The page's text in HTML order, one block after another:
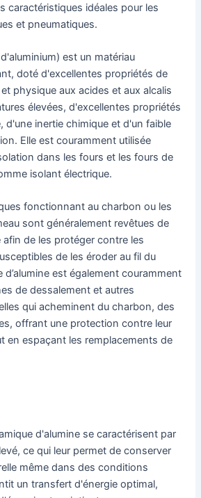
caractéristiques idéales pour les
et pneumatiques.
est un matériau
doté d'excellentes propriétés de
physique aux acides et aux alcalis
élevées, d'excellentes propriétés
d'une inertie chimique et d'un faible
Elle est couramment utilisée
dans les fours et les fours de
isolant électrique.
fonctionnant au charbon ou les
sont généralement revêtues de
afin de les protéger contre les
de les éroder au fil du
d’alumine est également couramment
de dessalement et autres
qui acheminent du charbon, des
offrant une protection contre leur
en espaçant les remplacements de
d'alumine se caractérisent par
ce qui leur permet de conserver
même dans des conditions
un transfert d'énergie optimal,